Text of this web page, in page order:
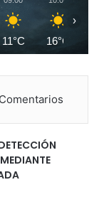
11°C 16°C
›
Comentarios